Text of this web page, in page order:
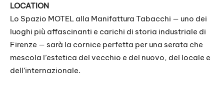
LOCATION
Lo Spazio MOTEL alla Manifattura Tabacchi — uno dei
luoghi più affascinanti e carichi di storia industriale di
Firenze — sarà la cornice perfetta per una serata che
mescola l’estetica del vecchio e del nuovo, del locale e
dell’internazionale.